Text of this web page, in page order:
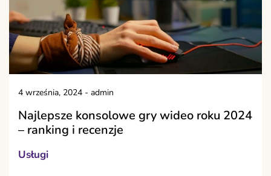
4 września, 2024 - admin
Najlepsze konsolowe gry wideo roku 2024
– ranking i recenzje
Usługi